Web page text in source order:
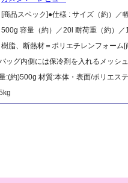
[商品スペック]●仕様 : サイズ（約）
500g 容量（約）／20l 耐荷重（約）
樹脂、断熱材＝ポリエチレンフォーム
ッグ内側には保冷剤を入れるメッシ
:(約)500g 材質:本体・表面/ポリエス